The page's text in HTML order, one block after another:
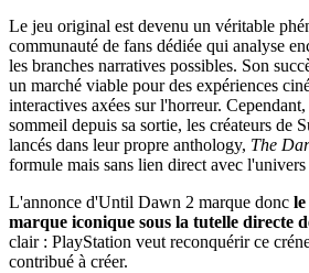
Le jeu original est devenu un véritable
communauté de fans dédiée qui analyse
les branches narratives possibles. Son
un marché viable pour des expériences
interactives axées sur l'horreur.
sommeil depuis sa sortie, les créateurs de
lancés dans leur propre anthology, The
formule mais sans lien direct avec
L'annonce d'Until Dawn 2 marque donc
marque iconique sous la tutelle directe
clair : PlayStation veut reconquérir ce
contribué à créer.